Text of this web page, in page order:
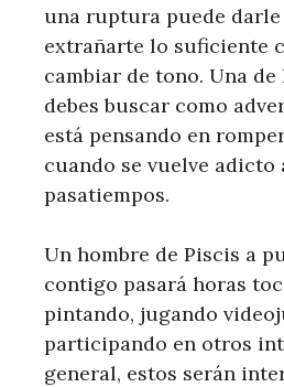
una ruptura puede
extrañarte lo suficiente
cambiar de tono. Una de
debes buscar como
está pensando en
cuando se vuelve adicto
pasatiempos.
Un hombre de Piscis a
contigo pasará horas
pintando, jugando
participando en otros
general, estos serán